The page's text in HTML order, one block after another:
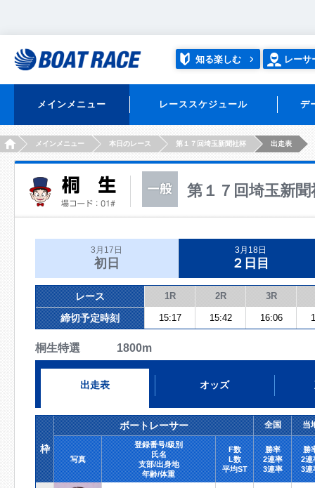
知る楽しむ レーサ
メインメニュー レーススケジュール デ
HOMEメインメニュー 本日のレース 第１７回埼玉新聞社杯 出走表
第１７回埼玉新聞
3月17日
初日
3月18日
２日目
レース 1R 2R 3R
締切予定時刻 15:17 15:42 16:06
桐生特選 1800m
出走表 オッズ
枠
ボートレーサー 全国 当
写真
登録番号/級別
氏名
支部/出身地
年齢/体重
F数
L数
平均ST
勝率
2連率
3連率
勝
2連
3連